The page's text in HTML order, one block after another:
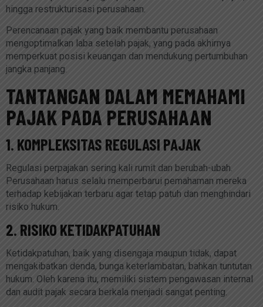
hingga restrukturisasi perusahaan.
Perencanaan pajak yang baik membantu perusahaan
mengoptimalkan laba setelah pajak, yang pada akhirnya
memperkuat posisi keuangan dan mendukung pertumbuhan
jangka panjang.
TANTANGAN DALAM MEMAHAMI
PAJAK PADA PERUSAHAAN
1. KOMPLEKSITAS REGULASI PAJAK
Regulasi perpajakan sering kali rumit dan berubah-ubah.
Perusahaan harus selalu memperbarui pemahaman mereka
terhadap kebijakan terbaru agar tetap patuh dan menghindari
risiko hukum.
2. RISIKO KETIDAKPATUHAN
Ketidakpatuhan, baik yang disengaja maupun tidak, dapat
mengakibatkan denda, bunga keterlambatan, bahkan tuntutan
hukum. Oleh karena itu, memiliki sistem pengawasan internal
dan audit pajak secara berkala menjadi sangat penting.